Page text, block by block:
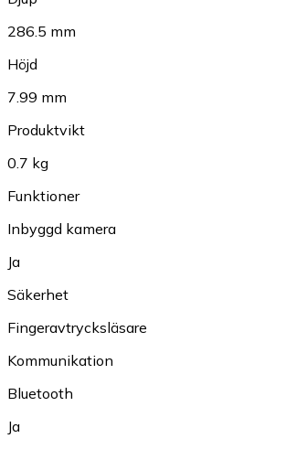
286.5 mm
Höjd
7.99 mm
Produktvikt
0.7 kg
Funktioner
Inbyggd kamera
Ja
Säkerhet
Fingeravtrycksläsare
Kommunikation
Bluetooth
Ja